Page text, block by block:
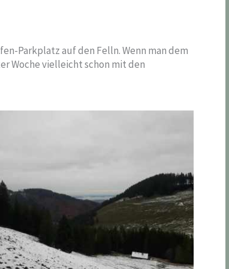
Parkplatz auf den Felln. Wenn man dem
Woche vielleicht schon mit den